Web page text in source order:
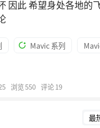
因此 希望身处各地的
Mavic 系列
浏览550 评论19
最